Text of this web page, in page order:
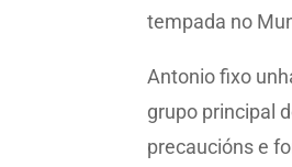
tempada no
Antonio fixo
grupo principal
precaucións e